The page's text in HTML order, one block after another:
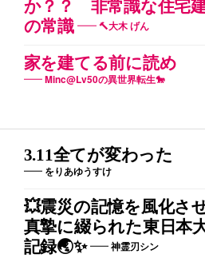
か？？ 非常識な住宅
の常識
🔨大木 げん
家を建てる前に読め
Minc@Lv50の異世界転生🐎
3.11全てが変わった
をりあゆうすけ
💥震災の記憶を風化さ
真摯に綴られた東日本
記録🌏✨
神霊刃シン